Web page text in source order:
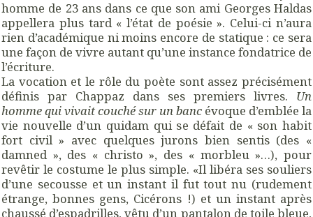
homme de 23 ans dans ce que son ami Georges Haldas
appellera plus tard « l’état de poésie ». Celui-ci n’aura
rien d’académique ni moins encore de statique : ce sera
une façon de vivre autant qu’une instance fondatrice de
l’écriture.
La vocation et le rôle du poète sont assez précisément
définis par Chappaz dans ses premiers livres. Un
homme qui vivait couché sur un banc évoque d’emblée la
vie nouvelle d’un quidam qui se défait de « son habit
fort civil » avec quelques jurons bien sentis (des «
damned », des « christo », des « morbleu »…), pour
revêtir le costume le plus simple. «Il libéra ses souliers
d’une secousse et un instant il fut tout nu (rudement
étrange, bonnes gens, Cicérons !) et un instant après
chaussé d’espadrilles, vêtu d’un pantalon de toile bleue,